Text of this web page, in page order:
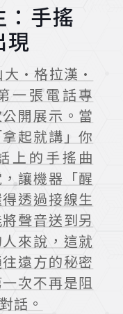
：手搖
現
大·格拉漢·
一張電話專
開展示。當
起就講」你
上的手搖曲
讓機器「醒
透過接線生
聲音送到另
來說，這就
遠方的秘密
次不再是阻
話。